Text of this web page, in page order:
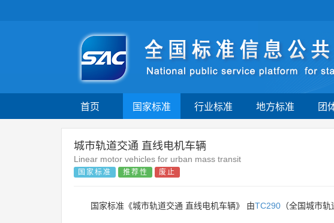
首页 国家标准 行业标准 地方标准 团
城市轨道交通 直线电机车辆
Linear motor vehicles for urban mass transit
国家标准 推荐性 废止
国家标准《城市轨道交通 直线电机车辆》 由TC290 （全国城市